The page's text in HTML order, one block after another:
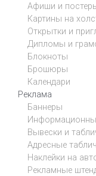
Афиши и
Картины на
Открытки и
Дипломы и
Блокноты
Брошюры
Календари
Реклама
Баннеры
Вывески и
Адресные
Наклейки на
Рекламные